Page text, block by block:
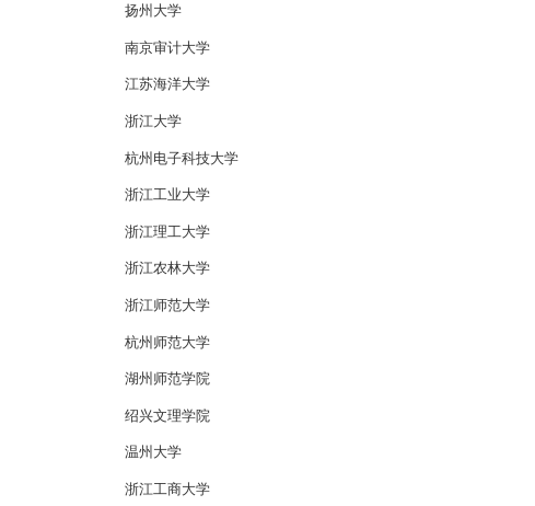
扬州大学
南京审计大学
江苏海洋大学
浙江大学
杭州电子科技大学
浙江工业大学
浙江理工大学
浙江农林大学
浙江师范大学
杭州师范大学
湖州师范学院
绍兴文理学院
温州大学
浙江工商大学